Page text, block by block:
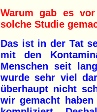
Warum gab es
solche Studie
Das ist in der Tat
mit den
Menschen seit
wurde sehr viel
überhaupt nicht
wir gemacht